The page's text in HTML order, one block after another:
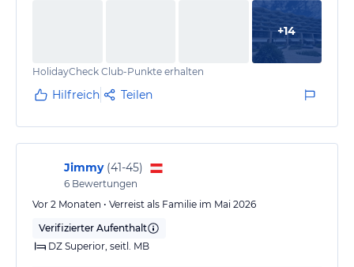
+14
HolidayCheck Club-Punkte erhalten
Hilfreich Teilen
Jimmy (41-45)
6 Bewertungen
Vor 2 Monaten • Verreist als Familie im Mai 2026
Verifizierter Aufenthalt
DZ Superior, seitl. MB